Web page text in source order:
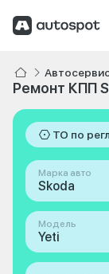
Ремонт КПП
ТО по
Марка авто
Skoda
Модель
Yeti